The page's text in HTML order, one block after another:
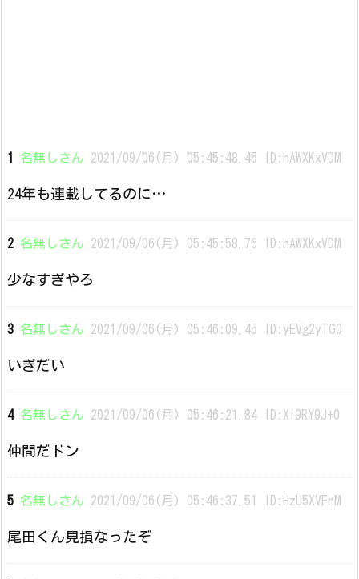
1 名無しさん 2021/09/06(月) 05:45:48.45 ID:hAWXKxVDM
24年も連載してるのに…
2 名無しさん 2021/09/06(月) 05:45:58.76 ID:hAWXKxVDM
少なすぎやろ
3 名無しさん 2021/09/06(月) 05:46:09.45 ID:yEVg2yTG0
いぎだい
4 名無しさん 2021/09/06(月) 05:46:21.84 ID:Xi9RY9J+0
仲間だドン
5 名無しさん 2021/09/06(月) 05:46:37.51 ID:HzU5XVFnM
尾田くん見損なったぞ